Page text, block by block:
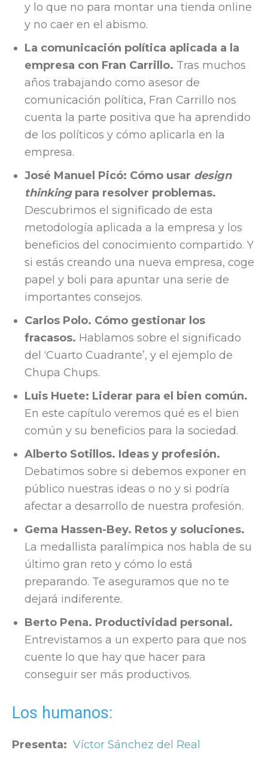
y lo que no para montar una tienda online
y no caer en el abismo.
La comunicación política aplicada a la
empresa con Fran Carrillo. Tras muchos
años trabajando como asesor de
comunicación política, Fran Carrillo nos
cuenta la parte positiva que ha aprendido
de los políticos y cómo aplicarla en la
empresa.
José Manuel Picó: Cómo usar design
thinkingpara resolver problemas.
Descubrimos el significado de esta
metodología aplicada a la empresa y los
beneficios del conocimiento compartido. Y
si estás creando una nueva empresa, coge
papel y boli para apuntar una serie de
importantes consejos.
Carlos Polo. Cómo gestionar los
fracasos. Hablamos sobre el significado
del ‘Cuarto Cuadrante’, y el ejemplo de
Chupa Chups.
Luis Huete: Liderar para el bien común.
En este capítulo veremos qué es el bien
común y su beneficios para la sociedad.
Alberto Sotillos. Ideas y profesión.
Debatimos sobre si debemos exponer en
público nuestras ideas o no y si podría
afectar a desarrollo de nuestra profesión.
Gema Hassen-Bey. Retos y soluciones.
La medallista paralímpica nos habla de su
último gran reto y cómo lo está
preparando. Te aseguramos que no te
dejará indiferente.
Berto Pena. Productividad personal.
Entrevistamos a un experto para que nos
cuente lo que hay que hacer para
conseguir ser más productivos.
Los humanos:
Presenta: Víctor Sánchez del Real